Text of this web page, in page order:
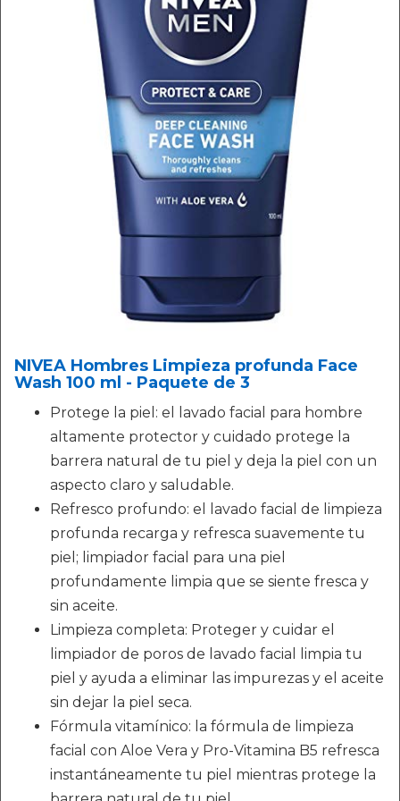
NIVEA Hombres Limpieza profunda Face
Wash 100 ml - Paquete de 3
Protege la piel: el lavado facial para hombre
altamente protector y cuidado protege la
barrera natural de tu piel y deja la piel con un
aspecto claro y saludable.
Refresco profundo: el lavado facial de limpieza
profunda recarga y refresca suavemente tu
piel; limpiador facial para una piel
profundamente limpia que se siente fresca y
sin aceite.
Limpieza completa: Proteger y cuidar el
limpiador de poros de lavado facial limpia tu
piel y ayuda a eliminar las impurezas y el aceite
sin dejar la piel seca.
Fórmula vitamínico: la fórmula de limpieza
facial con Aloe Vera y Pro-Vitamina B5 refresca
instantáneamente tu piel mientras protege la